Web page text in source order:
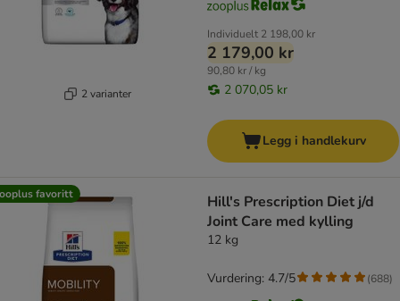
2 varianter
Individuelt 2 198,00 kr
2 179,00 kr
90,80 kr / kg
2 070,05 kr
Legg i handlekurv
favoritt
Hill's Prescription Diet j/d
Joint Care med kylling
12 kg
Vurdering: 4.7/5 (688)